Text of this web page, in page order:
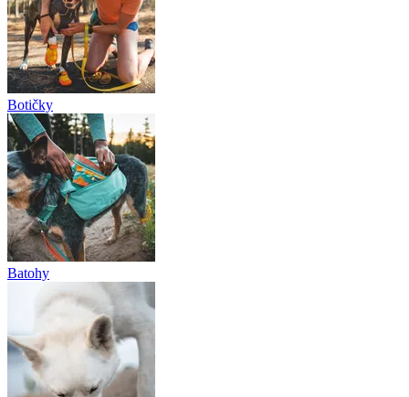
Botičky
Batohy